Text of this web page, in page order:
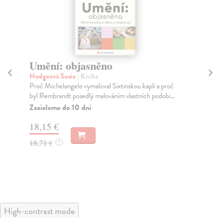
Umění: objasněno
Hodgeová Susie | Kniha
Proč Michelangelo vymaloval Sixtinskou kapli a proč
byl Rembrandt posedlý malováním vlastních podobi...
Zasielame do 10 dní
18,15 €
18,71 € ?
High-contrast mode